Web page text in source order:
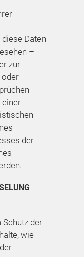
Daten
–
zur
oder
einer
der
Schutz der
wie